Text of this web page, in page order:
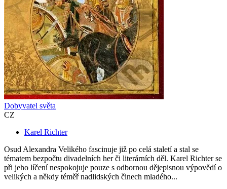
Dobyvatel světa
CZ
Karel Richter
Osud Alexandra Velikého fascinuje již po celá staletí a stal se
tématem bezpočtu divadelních her či literárních děl. Karel Richter se
při jeho líčení nespokojuje pouze s odbornou dějepisnou výpovědí o
velikých a někdy téměř nadlidských činech mladého...